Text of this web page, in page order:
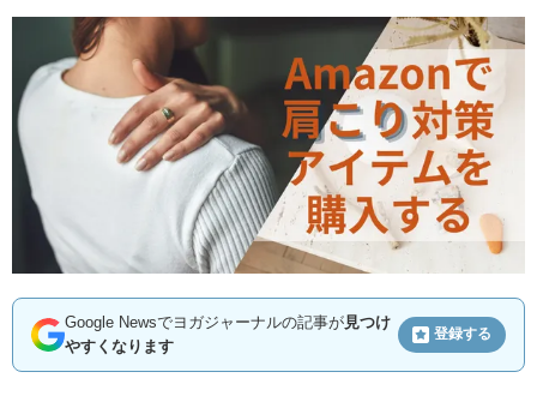
Google Newsでヨガジャーナルの記事が見つけ
やすくなります
登録する